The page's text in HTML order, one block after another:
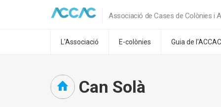
Associació de Cases de Colònies i
L'Associació E-colònies Guia de l'ACCAC
Can Solà